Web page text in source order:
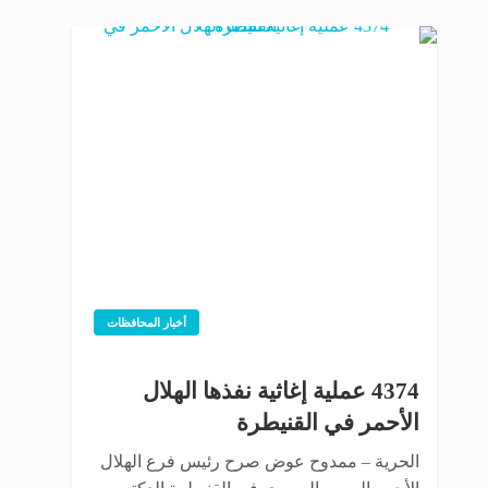
أخبار المحافظات
4374 عملية إغاثية نفذها الهلال
الأحمر في القنيطرة
الحرية – ممدوح عوض صرح رئيس فرع الهلال